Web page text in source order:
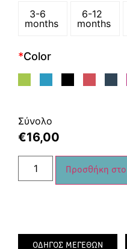
3-6
months
6-12
months
*Color
Σύνολο
€16,00
Προσθήκη
ΟΔΗΓΟΣ ΜΕΓΕΘΩΝ